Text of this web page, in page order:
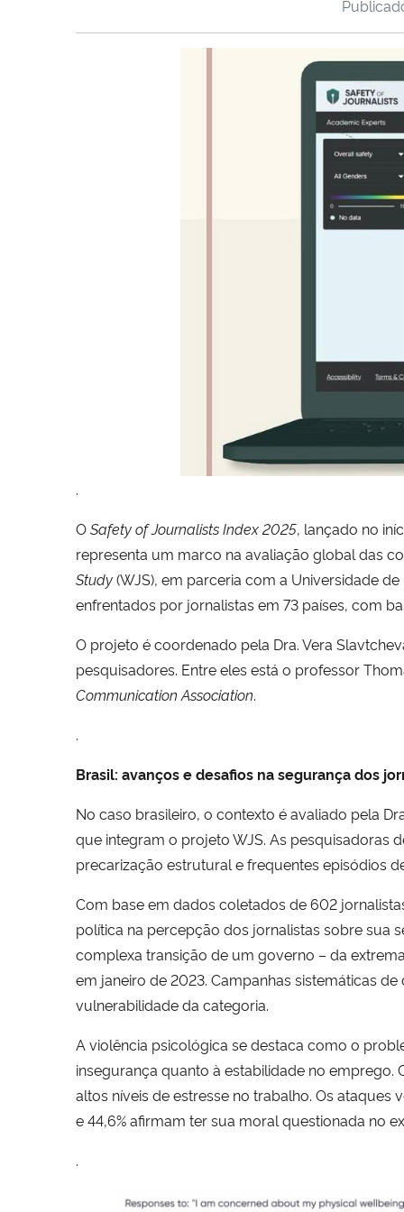
.
OSafety of Journalists Index 2025, lançado no
representa um marco na avaliação global das
Study(WJS), em parceria com a Universidade
enfrentados por jornalistas em 73 países, com
O projeto é coordenado pela Dra. Vera
pesquisadores. Entre eles está o professor
Communication Association.
.
Brasil: avanços e desafios na segurança dos
No caso brasileiro, o contexto é avaliado pela
que integram o projeto WJS. As pesquisadoras
precarização estrutural e frequentes episódios
Com base em dados coletados de 602
política na percepção dos jornalistas sobre sua
complexa transição de um governo – da
em janeiro de 2023. Campanhas sistemáticas
vulnerabilidade da categoria.
A violência psicológica se destaca como o
insegurança quanto à estabilidade no emprego.
altos níveis de estresse no trabalho. Os ataques
e 44,6% afirmam ter sua moral questionada no
.